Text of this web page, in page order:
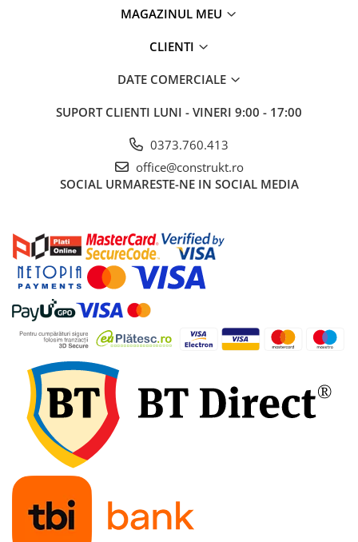
MAGAZINUL MEU
CLIENTI
DATE COMERCIALE
SUPORT CLIENTI LUNI - VINERI 9:00 - 17:00
0373.760.413
office@construkt.ro
SOCIAL URMARESTE-NE IN SOCIAL MEDIA